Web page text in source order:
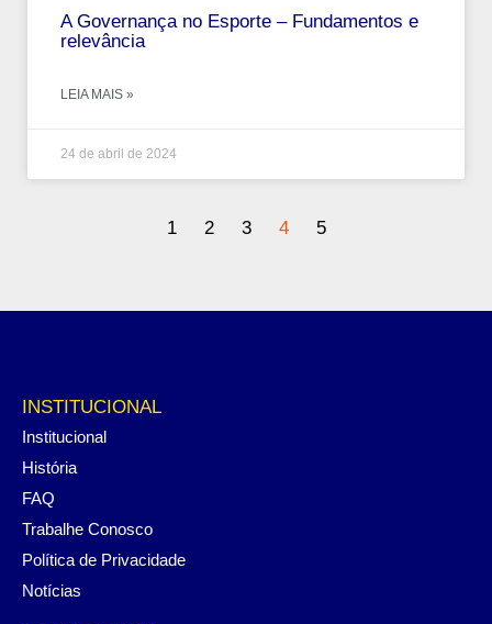
A Governança no Esporte – Fundamentos e
relevância
LEIA MAIS »
24 de abril de 2024
1 2 3 4 5
INSTITUCIONAL
Institucional
História
FAQ
Trabalhe Conosco
Política de Privacidade
Notícias